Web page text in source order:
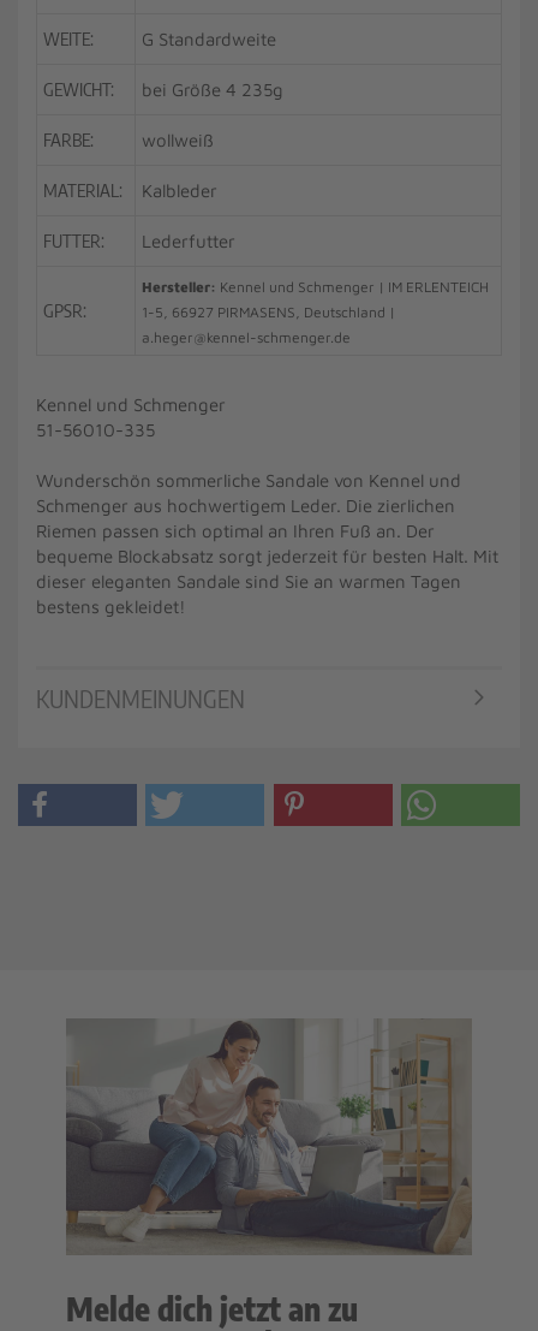
WEITE: G Standardweite
GEWICHT: bei Größe 4 235g
FARBE: wollweiß
MATERIAL: Kalbleder
FUTTER: Lederfutter
GPSR:
Hersteller: Kennel und Schmenger | IM ERLENTEICH
1-5, 66927 PIRMASENS, Deutschland |
a.heger@kennel-schmenger.de
Kennel und Schmenger
51-56010-335
Wunderschön sommerliche Sandale von Kennel und
Schmenger aus hochwertigem Leder. Die zierlichen
Riemen passen sich optimal an Ihren Fuß an. Der
bequeme Blockabsatz sorgt jederzeit für besten Halt. Mit
dieser eleganten Sandale sind Sie an warmen Tagen
bestens gekleidet!
KUNDENMEINUNGEN
Melde dich jetzt an zu